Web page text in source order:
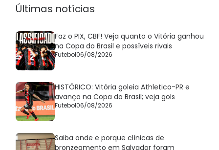
Últimas notícias
Faz o PIX, CBF! Veja quanto o Vitória ganhou
na Copa do Brasil e possíveis rivais
Futebol06/08/2026
HISTÓRICO: Vitória goleia Athletico-PR e
avança na Copa do Brasil; veja gols
Futebol06/08/2026
Saiba onde e porque clínicas de
bronzeamento em Salvador foram